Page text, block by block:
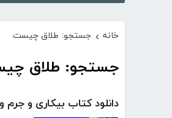
خانه › جستجو: طلاق چیست
جستجو: طلاق
دانلود کتاب بیکاری و جرم